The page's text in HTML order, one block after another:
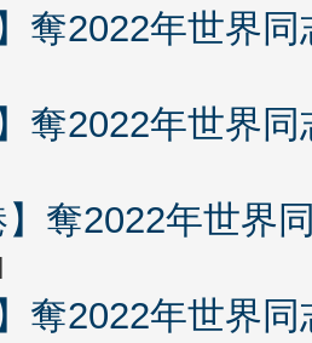
奪2022年世界
奪2022年世界
奪2022年世界
奪2022年世界